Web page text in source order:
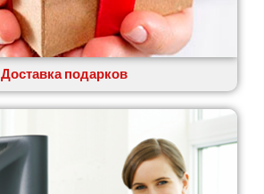
Доставка подарков